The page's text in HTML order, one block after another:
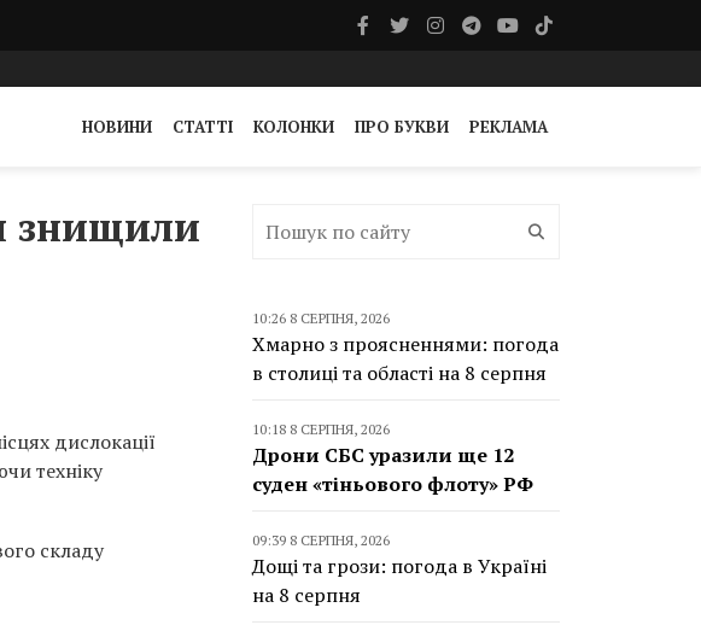
НОВИНИ СТАТТІ КОЛОНКИ ПРО БУКВИ РЕКЛАМА
знищили
дислокації
техніку
складу
10:26 8 СЕРПНЯ, 2026
Хмарно з проясненнями: погода
в столиці та області на 8 серпня
10:18 8 СЕРПНЯ, 2026
Дрони СБС уразили ще 12
суден «тіньового флоту» РФ
09:39 8 СЕРПНЯ, 2026
Дощі та грози: погода в Україні
на 8 серпня